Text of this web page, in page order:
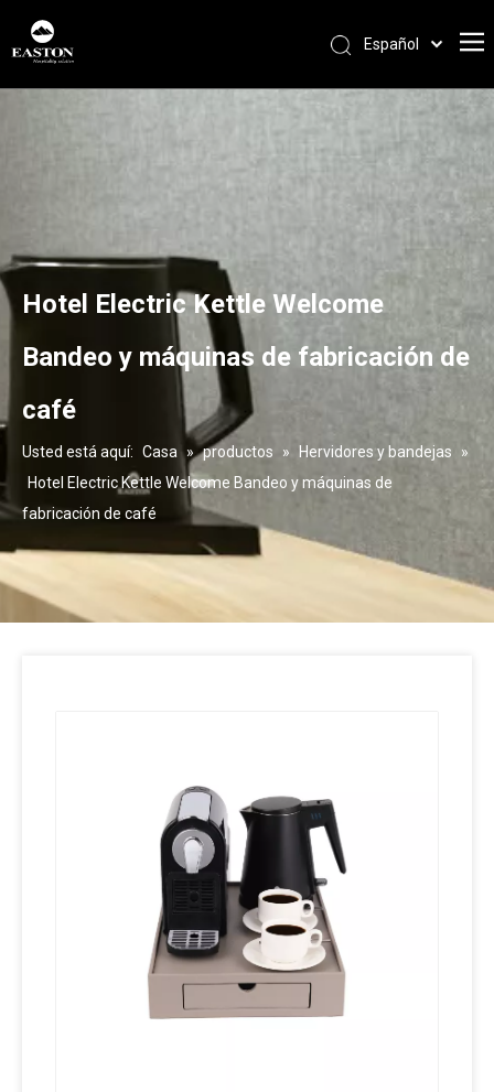
Español
Pусский
Français
English
Hotel Electric Kettle Welcome
Bandeo y máquinas de fabricación de
café
Usted está aquí: Casa » productos » Hervidores y bandejas
»
Hotel Electric Kettle Welcome Bandeo y máquinas de
fabricación de café